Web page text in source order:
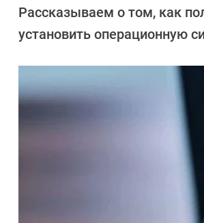
Иванов
Рассказываем о том, как
установить операционную